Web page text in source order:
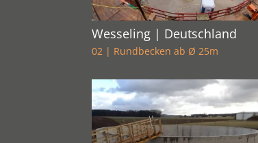
Wesseling | Deutschland
02 | Rundbecken ab Ø 25m